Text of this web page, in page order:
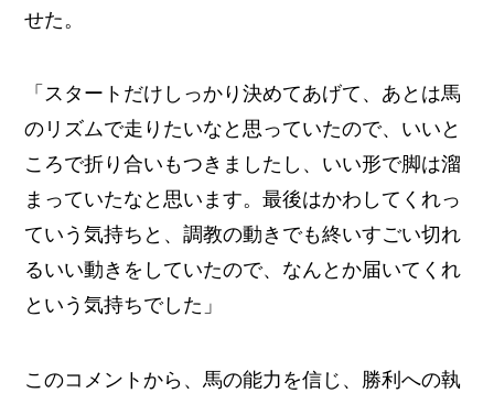
せた。
「スタートだけしっかり決めてあげて、あとは馬
のリズムで走りたいなと思っていたので、いいと
ころで折り合いもつきましたし、いい形で脚は溜
まっていたなと思います。最後はかわしてくれっ
ていう気持ちと、調教の動きでも終いすごい切れ
るいい動きをしていたので、なんとか届いてくれ
という気持ちでした」
このコメントから、馬の能力を信じ、勝利への執